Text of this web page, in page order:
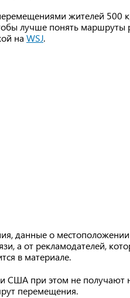
жителей 500
лучше понять маршруты
на WSJ.
данные о местоположении
а от рекламодателей,
в материале.
США при этом не
перемещения.